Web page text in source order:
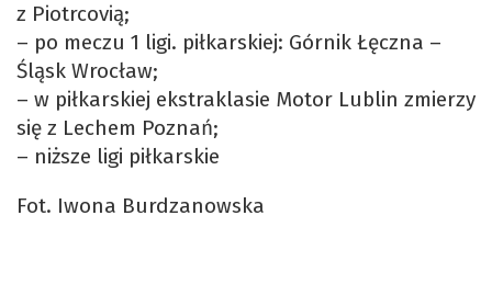
z Piotrcovią;
– po meczu 1 ligi. piłkarskiej: Górnik Łęczna –
Śląsk Wrocław;
– w piłkarskiej ekstraklasie Motor Lublin zmierzy
się z Lechem Poznań;
– niższe ligi piłkarskie
Fot. Iwona Burdzanowska